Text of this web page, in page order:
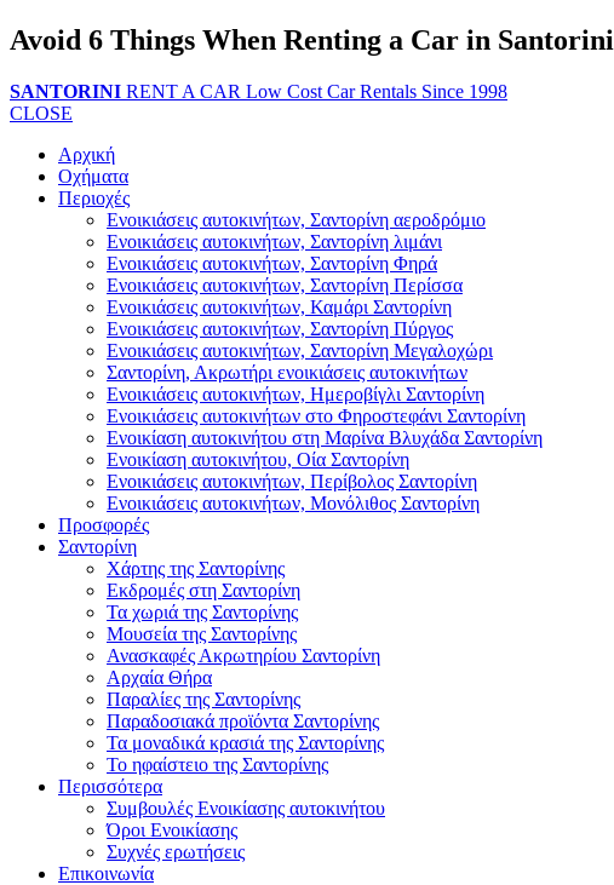
Avoid 6 Things When Renting a Car in Santorini
SANTORINI RENT A CAR Low Cost Car Rentals Since 1998
CLOSE
Αρχική
Οχήματα
Περιοχές
Ενοικιάσεις αυτοκινήτων, Σαντορίνη αεροδρόμιο
Ενοικιάσεις αυτοκινήτων, Σαντορίνη λιμάνι
Ενοικιάσεις αυτοκινήτων, Σαντορίνη Φηρά
Ενοικιάσεις αυτοκινήτων, Σαντορίνη Περίσσα
Ενοικιάσεις αυτοκινήτων, Καμάρι Σαντορίνη
Ενοικιάσεις αυτοκινήτων, Σαντορίνη Πύργος
Ενοικιάσεις αυτοκινήτων, Σαντορίνη Μεγαλοχώρι
Σαντορίνη, Ακρωτήρι ενοικιάσεις αυτοκινήτων
Ενοικιάσεις αυτοκινήτων, Ημεροβίγλι Σαντορίνη
Ενοικιάσεις αυτοκινήτων στο Φηροστεφάνι Σαντορίνη
Ενοικίαση αυτοκινήτου στη Μαρίνα Βλυχάδα Σαντορίνη
Ενοικίαση αυτοκινήτου, Οία Σαντορίνη
Ενοικιάσεις αυτοκινήτων, Περίβολος Σαντορίνη
Ενοικιάσεις αυτοκινήτων, Μονόλιθος Σαντορίνη
Προσφορές
Σαντορίνη
Χάρτης της Σαντορίνης
Εκδρομές στη Σαντορίνη
Τα χωριά της Σαντορίνης
Μουσεία της Σαντορίνης
Ανασκαφές Ακρωτηρίου Σαντορίνη
Αρχαία Θήρα
Παραλίες της Σαντορίνης
Παραδοσιακά προϊόντα Σαντορίνης
Τα μοναδικά κρασιά της Σαντορίνης
Το ηφαίστειο της Σαντορίνης
Περισσότερα
Συμβουλές Ενοικίασης αυτοκινήτου
Όροι Ενοικίασης
Συχνές ερωτήσεις
Επικοινωνία